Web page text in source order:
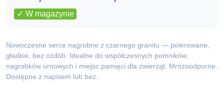
500,00 zł
✓ W magazynie
Nowoczesne serce nagrobne z czarnego granitu — polerowane,
gładkie, bez ozdób. Idealne do współczesnych pomników,
nagrobków urnowych i miejsc pamięci dla zwierząt. Mrozoodporne.
Dostępne z napisem lub bez.